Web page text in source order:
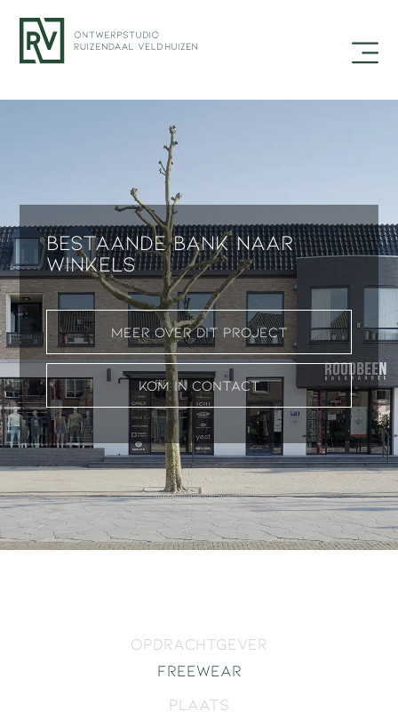
Bestaande bank naar
winkels
Meer over dit project
Kom in contact
Opdrachtgever
Freewear
Plaats